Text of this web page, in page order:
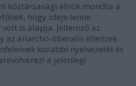
köztársasági elnök mondta a
hogy ideje lenne
is alapja. Jellemző az
az anarcho-liberalis ellenzek
korabbi nyelvezetét és
a jelenlegi